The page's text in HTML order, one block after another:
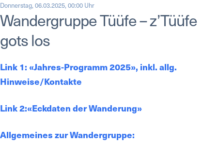
Donnerstag, 06.03.2025, 00:00 Uhr
Wandergruppe Tüüfe – z’Tüüfe
gots los
Link 1: «Jahres-Programm 2025», inkl. allg.
Hinweise/Kontakte
Link 2:«Eckdaten der Wanderung»
Allgemeines zur Wandergruppe: